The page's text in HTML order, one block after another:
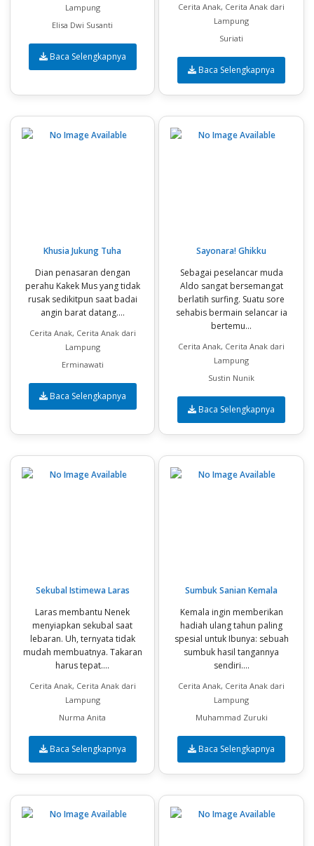
Lampung
Elisa Dwi Susanti
Baca Selengkapnya
Cerita Anak, Cerita Anak dari
Lampung
Suriati
Baca Selengkapnya
Khusia Jukung Tuha
Dian penasaran dengan
perahu Kakek Mus yang tidak
rusak sedikitpun saat badai
angin barat datang....
Cerita Anak, Cerita Anak dari
Lampung
Erminawati
Baca Selengkapnya
Sayonara! Ghikku
Sebagai peselancar muda
Aldo sangat bersemangat
berlatih surfing. Suatu sore
sehabis bermain selancar ia
bertemu...
Cerita Anak, Cerita Anak dari
Lampung
Sustin Nunik
Baca Selengkapnya
Sekubal Istimewa Laras
Laras membantu Nenek
menyiapkan sekubal saat
lebaran. Uh, ternyata tidak
mudah membuatnya. Takaran
harus tepat....
Cerita Anak, Cerita Anak dari
Lampung
Nurma Anita
Baca Selengkapnya
Sumbuk Sanian Kemala
Kemala ingin memberikan
hadiah ulang tahun paling
spesial untuk Ibunya: sebuah
sumbuk hasil tangannya
sendiri....
Cerita Anak, Cerita Anak dari
Lampung
Muhammad Zuruki
Baca Selengkapnya